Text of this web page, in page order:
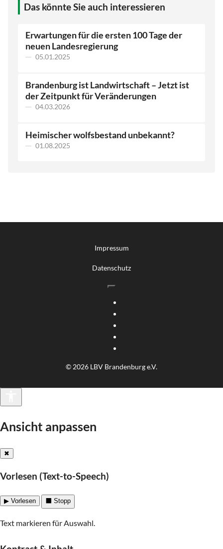
Das könnte Sie auch interessieren
Erwartungen für die ersten 100 Tage der
neuen Landesregierung
05.01.2025
Brandenburg ist Landwirtschaft – Jetzt ist
der Zeitpunkt für Veränderungen
04.03.2026
Heimischer wolfsbestand unbekannt?
01.08.2025
© 2026 LBV Brandenburg e.V.
Impressum
Datenschutz
Barrierefreiheit
Ansicht anpassen
✖
Vorlesen (Text-to-Speech)
▶ Vorlesen ⬛ Stopp
Text markieren für Auswahl.